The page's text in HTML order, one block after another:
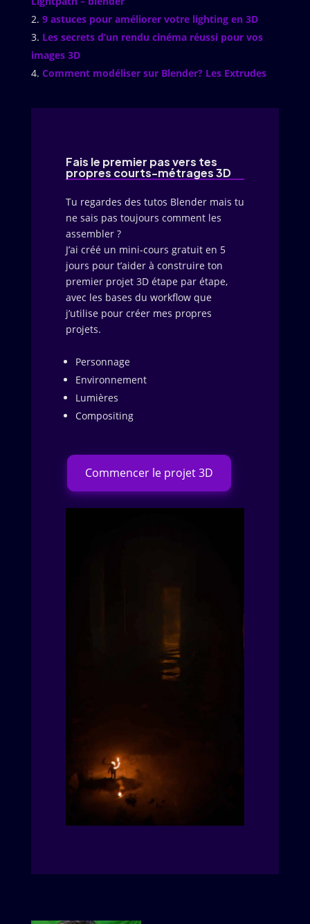
9 astuces pour améliorer votre lighting en 3D
Les secrets d’un rendu cinéma réussi pour vos
images 3D
Comment modéliser sur Blender? Les Extrudes
Fais le premier pas vers tes
propres courts-métrages 3D
Tu regardes des tutos Blender mais tu
ne sais pas toujours comment les
assembler ?
J’ai créé un mini-cours gratuit en 5
jours pour t’aider à construire ton
premier projet 3D étape par étape,
avec les bases du workflow que
j’utilise pour créer mes propres
projets.
Personnage
Environnement
Lumières
Compositing
Commencer le projet 3D